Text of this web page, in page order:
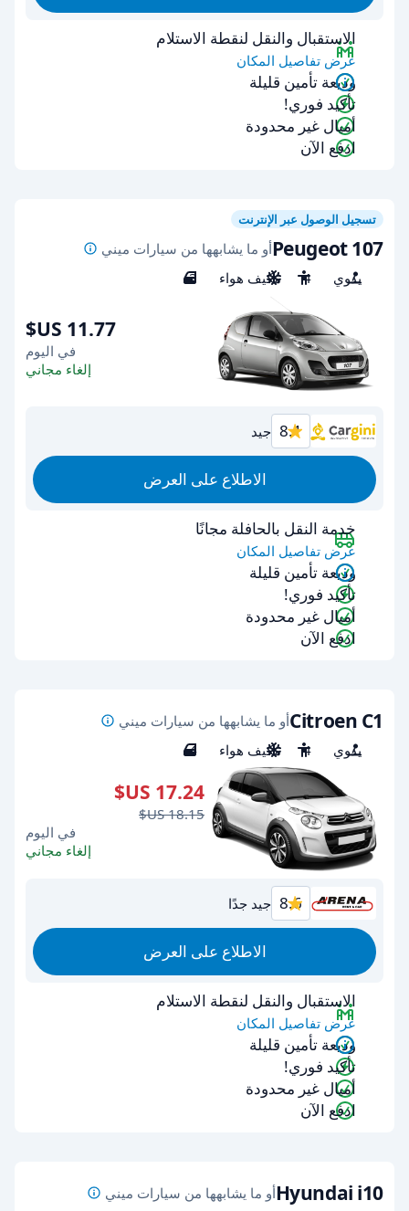
الاستقبال والنقل لنقطة الاستلام
عرض تفاصيل المكان
وديعة تأمين قليلة
تأكيد فوري!
أميال غير محدودة
ادفع الآن
تسجيل الوصول عبر الإنترنت
Peugeot 107أو ما يشابهها من سيارات ميني
يدوي
4 مكيف هواء 3
في اليوم
إلغاء مجاني
8.1 جيد
الاطلاع على العرض
خدمة النقل بالحافلة مجانًا
عرض تفاصيل المكان
وديعة تأمين قليلة
تأكيد فوري!
أميال غير محدودة
ادفع الآن
Citroen C1أو ما يشابهها من سيارات ميني
يدوي
4 مكيف هواء 4
في اليوم
إلغاء مجاني
8.6 جيد جدًا
الاطلاع على العرض
الاستقبال والنقل لنقطة الاستلام
عرض تفاصيل المكان
وديعة تأمين قليلة
تأكيد فوري!
أميال غير محدودة
ادفع الآن
Hyundai i10أو ما يشابهها من سيارات ميني